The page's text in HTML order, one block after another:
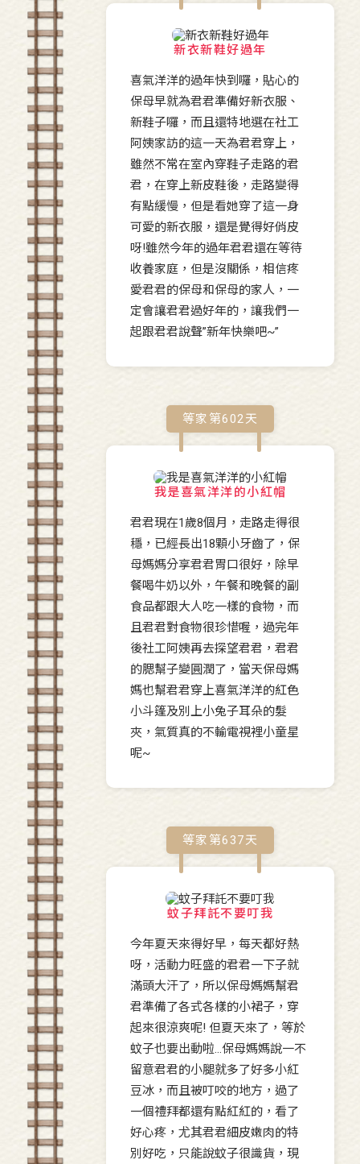
新衣新鞋好過年
喜氣洋洋的過年快到囉，貼心的
保母早就為君君準備好新衣服、
新鞋子囉，而且還特地選在社工
阿姨家訪的這一天為君君穿上，
雖然不常在室內穿鞋子走路的君
君，在穿上新皮鞋後，走路變得
有點緩慢，但是看她穿了這一身
可愛的新衣服，還是覺得好俏皮
呀!雖然今年的過年君君還在等待
收養家庭，但是沒關係，相信疼
愛君君的保母和保母的家人，一
定會讓君君過好年的，讓我們一
起跟君君說聲”新年快樂吧~”
等家第602天
我是喜氣洋洋的小紅帽
君君現在1歲8個月，走路走得很
穩，已經長出18顆小牙齒了，保
母媽媽分享君君胃口很好，除早
餐喝牛奶以外，午餐和晚餐的副
食品都跟大人吃一樣的食物，而
且君君對食物很珍惜喔，過完年
後社工阿姨再去探望君君，君君
的腮幫子變圓潤了，當天保母媽
媽也幫君君穿上喜氣洋洋的紅色
小斗篷及別上小兔子耳朵的髮
夾，氣質真的不輸電視裡小童星
呢~
等家第637天
蚊子拜託不要叮我
今年夏天來得好早，每天都好熱
呀，活動力旺盛的君君一下子就
滿頭大汗了，所以保母媽媽幫君
君準備了各式各樣的小裙子，穿
起來很涼爽呢! 但夏天來了，等於
蚊子也要出動啦…保母媽媽說一不
留意君君的小腿就多了好多小紅
豆冰，而且被叮咬的地方，過了
一個禮拜都還有點紅紅的，看了
好心疼，尤其君君細皮嫩肉的特
別好吃，只能說蚊子很識貨，現